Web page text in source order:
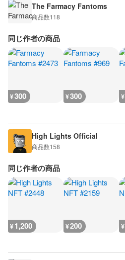
The Farmacy Fantoms
商品数118
同じ作者の商品
¥300 ¥300 ¥
High Lights Official
商品数158
同じ作者の商品
¥1,200 ¥200 ¥